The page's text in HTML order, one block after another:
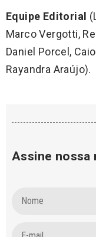
Equipe Editorial
Marco Vergotti,
Daniel Porcel,
Rayandra Araújo).
Assine nossa